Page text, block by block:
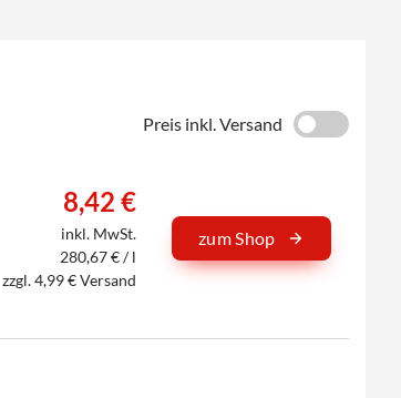
Preis inkl. Versand
8,42 €
inkl. MwSt.
280,67 € / l
zzgl. 4,99 € Versand
zum Shop